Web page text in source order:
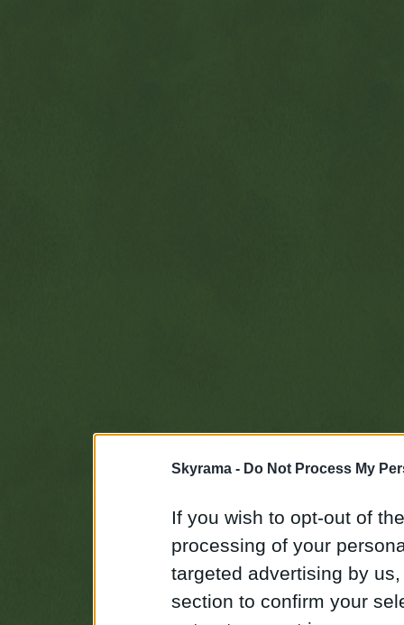
Skyrama - Do Not Process My
If you wish to opt-out of
processing of your
targeted advertising by
section to confirm your